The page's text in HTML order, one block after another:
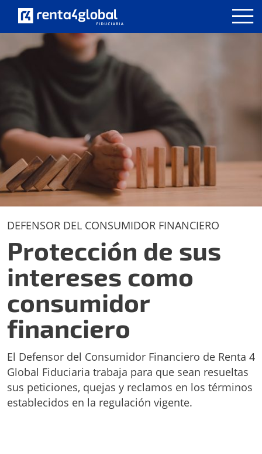
DEFENSOR DEL CONSUMIDOR FINANCIERO
Protección de sus
intereses como
consumidor
financiero
El Defensor del Consumidor Financiero de Renta 4
Global Fiduciaria trabaja para que sean resueltas
sus peticiones, quejas y reclamos en los términos
establecidos en la regulación vigente.